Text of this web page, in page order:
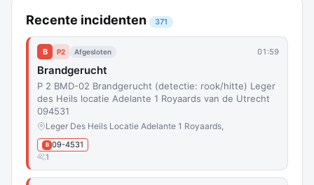
Recente incidenten 371
B P2 Afgesloten 01:59
Brandgerucht
P 2 BMD-02 Brandgerucht (detectie: rook/hitte) Leger
des Heils locatie Adelante 1 Royaards van de Utrecht
094531
Leger Des Heils Locatie Adelante 1 Royaards,
B 09-4531
1